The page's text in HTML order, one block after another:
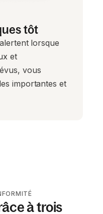
tôt
lorsque
et
vous
importantes et
à trois